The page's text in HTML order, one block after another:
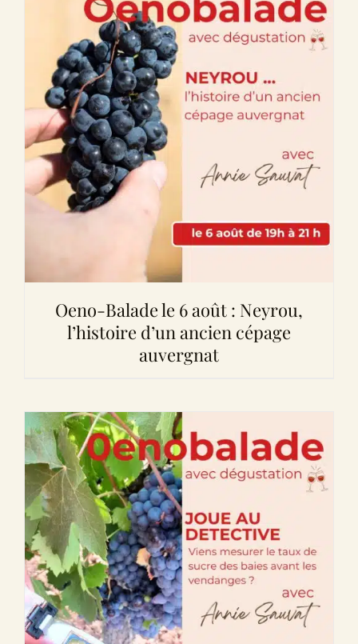
Oeno-Balade le 6 août : Neyrou,
l’histoire d’un ancien cépage
auvergnat